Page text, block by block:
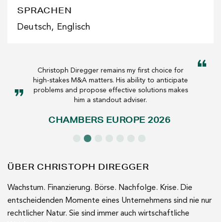
SPRACHEN
Deutsch, Englisch
Christoph Diregger remains my first choice for
high-stakes M&A matters. His ability to anticipate
problems and propose effective solutions makes
him a standout adviser.
CHAMBERS EUROPE 2026
ÜBER CHRISTOPH DIREGGER
Wachstum. Finanzierung. Börse. Nachfolge. Krise. Die
entscheidenden Momente eines Unternehmens sind nie nur
rechtlicher Natur. Sie sind immer auch wirtschaftliche